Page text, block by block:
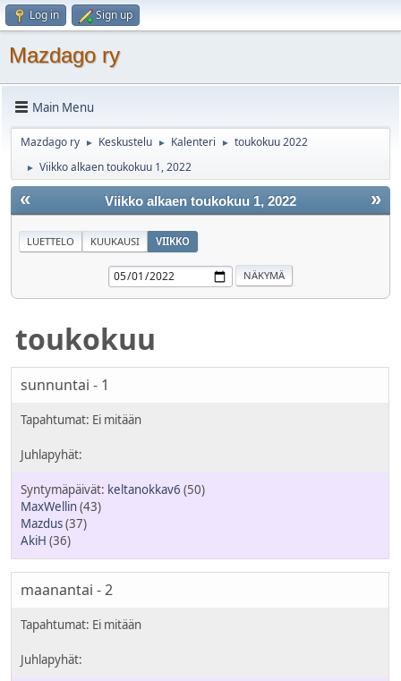
Log in Sign up
Mazdago ry
Main Menu
Mazdago ry ► Keskustelu ► Kalenteri ► toukokuu 2022
► Viikko alkaen toukokuu 1, 2022
« »
Viikko alkaen toukokuu 1, 2022
LUETTELO KUUKAUSI VIIKKO
toukokuu
sunnuntai - 1
keltanokkav6 (50)
MaxWellin(43)
Mazdus(37)
AkiH (36)
maanantai - 2